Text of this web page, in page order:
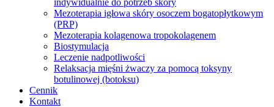
indywidualnie do potrzeb skóry
Mezoterapia igłowa skóry osoczem bogatopłytkowym
(PRP)
Mezoterapia kolagenowa tropokolagenem
Biostymulacja
Leczenie nadpotliwości
Relaksacja mięśni żwaczy za pomocą toksyny
botulinowej (botoksu)
Cennik
Kontakt